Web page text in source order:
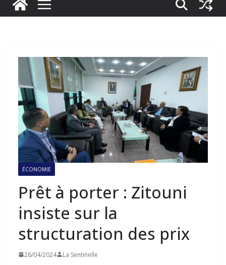
ÉCONOMIE
Prêt à porter : Zitouni
insiste sur la
structuration des prix
26/04/2024 La Sentinelle